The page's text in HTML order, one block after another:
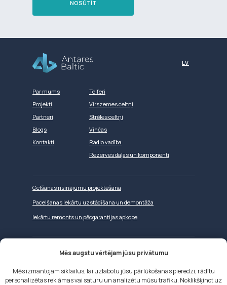
NOSŪTĪT
Par mums
Projekti
Partneri
Blogs
Kontakti
Telferi
Virszemes celtņi
Strēles celtņi
Vinčas
Radio vadība
Rezerves daļas un komponenti
Celšanas risinājumu projektēšana
Pacelšanas iekārtu uzstādīšana un demontāža
LV
Iekārtu remonts un pēcgarantijas apkope
Mēs izmantojam sīkfailus mūsu tīmekļa vietnē
Разработка сайта
Mēs augstu vērtējam jūsu privātumu
Mēs izmantojam sīkfailus, lai uzlabotu jūsu pārlūkošanas pieredzi, rādītu
personalizētas reklāmas vai saturu un analizētu mūsu trafiku. Noklikšķinot uz